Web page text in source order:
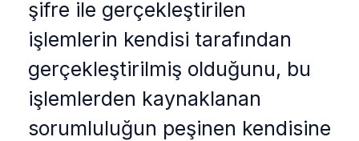
şifre ile gerçekleştirilen
işlemlerin kendisi tarafından
gerçekleştirilmiş olduğunu, bu
işlemlerden kaynaklanan
sorumluluğun peşinen kendisine